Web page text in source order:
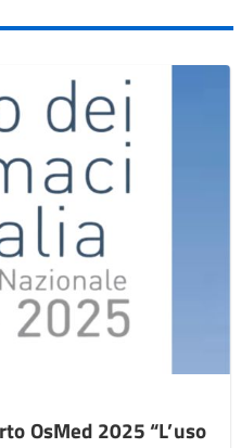
OsMed 2025 “L’uso